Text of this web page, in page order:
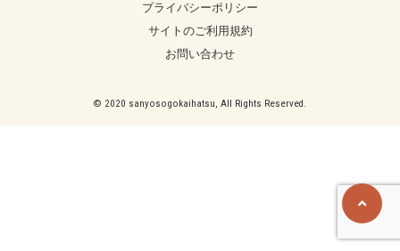
プライバシーポリシー
サイトのご利用規約
お問い合わせ
© 2020 sanyosogokaihatsu, All Rights Reserved.